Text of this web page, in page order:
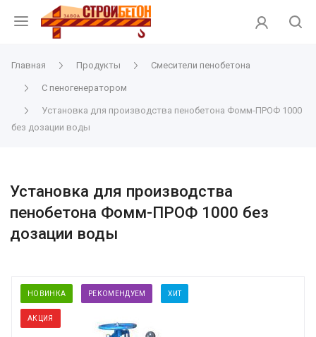
Главная Продукты Смесители пенобетона
С пеногенератором
Установка для производства пенобетона Фомм-ПРОФ 1000
без дозации воды
Установка для производства
пенобетона Фомм-ПРОФ 1000 без
дозации воды
НОВИНКА РЕКОМЕНДУЕМ ХИТ
АКЦИЯ